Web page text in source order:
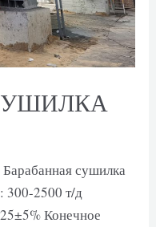
сушилка
300-2500 т/д
Конечное